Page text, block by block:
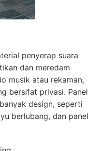
penyerap suara
dan meredam
musik atau rekaman,
bersifat privasi. Panel
design, seperti
berlubang, dan panel